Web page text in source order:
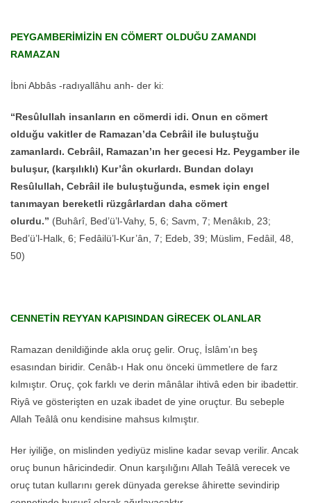
PEYGAMBERİMİZİN EN CÖMERT OLDUĞU ZAMANDI
RAMAZAN
İbni Abbâs -radıyallâhu anh- der ki:
“Resûlullah insanların en cömerdi idi. Onun en cömert
olduğu vakitler de Ramazan’da Cebrâil ile buluştuğu
zamanlardı. Cebrâil, Ramazan’ın her gecesi Hz. Peygamber ile
buluşur, (karşılıklı) Kur’ân okurlardı. Bundan dolayı
Resûlullah, Cebrâil ile buluştuğunda, esmek için engel
tanımayan bereketli rüzgârlardan daha cömert
olurdu.” (Buhârî, Bed’ü’l-Vahy, 5, 6; Savm, 7; Menâkıb, 23;
Bed’ü’l-Halk, 6; Fedâilü’l-Kur’ân, 7; Edeb, 39; Müslim, Fedâil, 48,
50)
CENNETİN REYYAN KAPISINDAN GİRECEK OLANLAR
Ramazan denildiğinde akla oruç gelir. Oruç, İslâm’ın beş
esasından biridir. Cenâb-ı Hak onu önceki ümmetlere de farz
kılmıştır. Oruç, çok farklı ve derin mânâlar ihtivâ eden bir ibadettir.
Riyâ ve gösterişten en uzak ibadet de yine oruçtur. Bu sebeple
Allah Teâlâ onu kendisine mahsus kılmıştır.
Her iyiliğe, on mislinden yediyüz misline kadar sevap verilir. Ancak
oruç bunun hâricindedir. Onun karşılığını Allah Teâlâ verecek ve
oruç tutan kullarını gerek dünyada gerekse âhirette sevindirip